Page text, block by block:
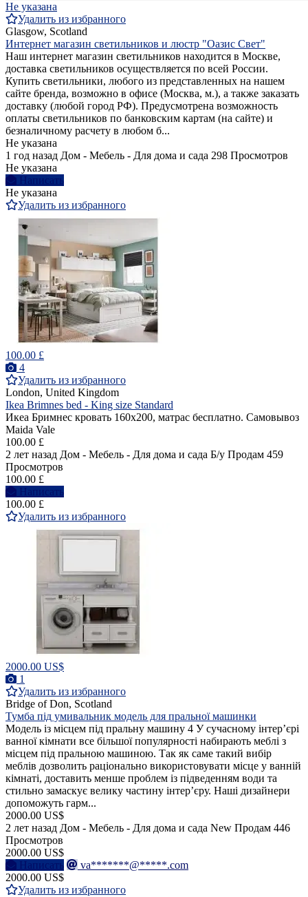
Не указана
Удалить из избранного
Glasgow, Scotland
Интернет магазин светильников и люстр "Оазис Свет"
Наш интернет магазин светильников находится в Москве,
доставка светильников осуществляется по всей России.
Купить светильники, любого из представленных на нашем
сайте бренда, возможно в офисе (Москва, м.), а также заказать
доставку (любой город РФ). Предусмотрена возможность
оплаты светильников по банковским картам (на сайте) и
безналичному расчету в любом б...
Не указана
1 год назад Дом - Мебель - Для дома и сада 298 Просмотров
Не указана
Написать
Не указана
Удалить из избранного
100.00 £
4
Удалить из избранного
London, United Kingdom
Ikea Brimnes bed - King size Standard
Икеа Бримнес кровать 160х200, матрас бесплатно. Самовывоз
Maida Vale
100.00 £
2 лет назад Дом - Мебель - Для дома и сада Б/у Продам 459
Просмотров
100.00 £
Написать
100.00 £
Удалить из избранного
2000.00 US$
1
Удалить из избранного
Bridge of Don, Scotland
Тумба під умивальник модель для пральної машинки
Модель із місцем під пральну машину 4 У сучасному інтер’єрі
ванної кімнати все більшої популярності набирають меблі з
місцем під пральною машиною. Так як саме такий вибір
меблів дозволить раціонально використовувати місце у ванній
кімнаті, доставить менше проблем із підведенням води та
стильно замаскує велику частину інтер’єру. Наші дизайнери
допоможуть гарм...
2000.00 US$
2 лет назад Дом - Мебель - Для дома и сада New Продам 446
Просмотров
2000.00 US$
Написать
va*******@*****.com
2000.00 US$
Удалить из избранного